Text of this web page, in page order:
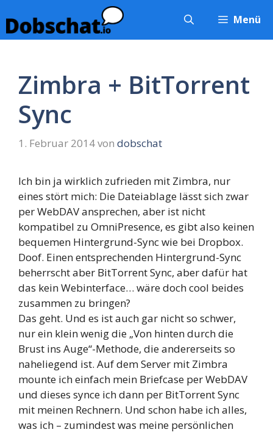
Inhalt
springen
Menü
Zimbra + BitTorrent
Sync
1. Februar 2014von dobschat
Ich bin ja wirklich zufrieden mit Zimbra, nur
eines stört mich: Die Dateiablage lässt sich zwar
per WebDAV ansprechen, aber ist nicht
kompatibel zu OmniPresence, es gibt also keinen
bequemen Hintergrund-Sync wie bei Dropbox.
Doof. Einen entsprechenden Hintergrund-Sync
beherrscht aber BitTorrent Sync, aber dafür hat
das kein Webinterface… wäre doch cool beides
zusammen zu bringen?
Das geht. Und es ist auch gar nicht so schwer,
nur ein klein wenig die „Von hinten durch die
Brust ins Auge“-Methode, die andererseits so
naheliegend ist. Auf dem Server mit Zimbra
mounte ich einfach mein Briefcase per WebDAV
und dieses synce ich dann per BitTorrent Sync
mit meinen Rechnern. Und schon habe ich alles,
was ich – zumindest was meine persönlichen